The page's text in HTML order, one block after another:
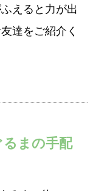
えると力が出
達をご紹介く
まの手配